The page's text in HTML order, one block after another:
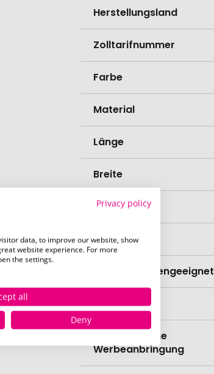
Herstellungsland
Zolltarifnummer
Farbe
Material
Länge
Breite
Höhe
Bio-Produkt
Spülmaschinengeeignet
Veredelung
Lieferzeit ohne
Werbeanbringung
Privacy policy
data, to improve our website, show
website experience. For more
the settings.
all
Deny